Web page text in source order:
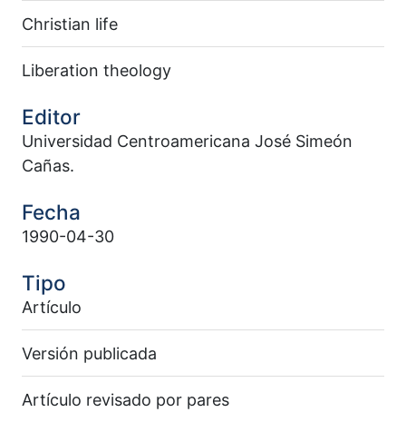
Christian life
Liberation theology
Editor
Universidad Centroamericana José Simeón
Cañas.
Fecha
1990-04-30
Tipo
Artículo
Versión publicada
Artículo revisado por pares